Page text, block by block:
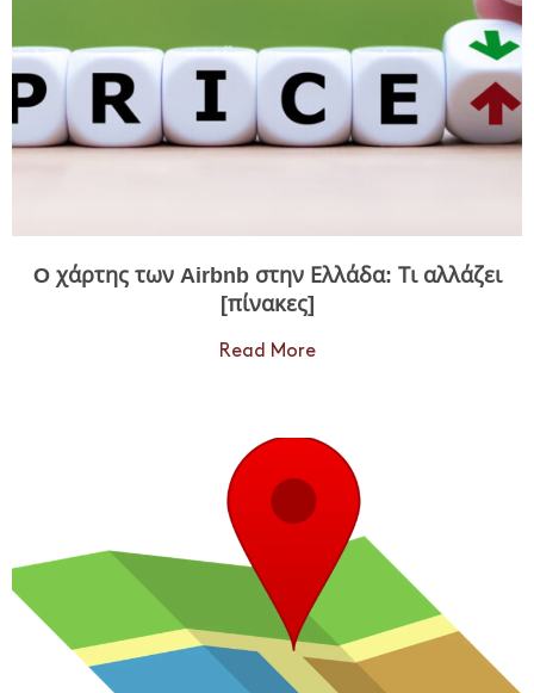
O χάρτης των Airbnb στην Ελλάδα: Τι αλλάζει
[πίνακες]
Read More